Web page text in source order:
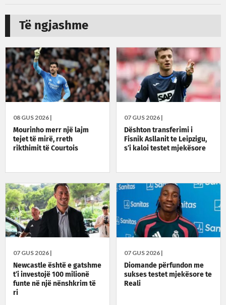
Të ngjashme
08 GUS 2026 |
Mourinho merr një lajm
tejet të mirë, rreth
rikthimit të Courtois
07 GUS 2026 |
Dështon transferimi i
Fisnik Asllanit te Leipzigu,
s’i kaloi testet mjekësore
07 GUS 2026 |
Newcastle është e gatshme
t’i investojë 100 milionë
funte në një nënshkrim të
ri
07 GUS 2026 |
Diomande përfundon me
sukses testet mjekësore te
Reali